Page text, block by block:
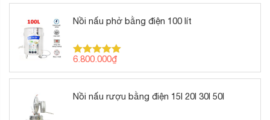
Nồi nấu phở bằng điện 100 lít
Được xếp
hạng5.00
5 sao
6.800.000₫
Nồi nấu rượu bằng điện 15l 20l 30l 50l